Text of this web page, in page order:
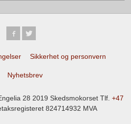
Sikkerhet og personvern
Nyhetsbrev
28 2019 Skedsmokorset Tlf. +47
824714932 MVA